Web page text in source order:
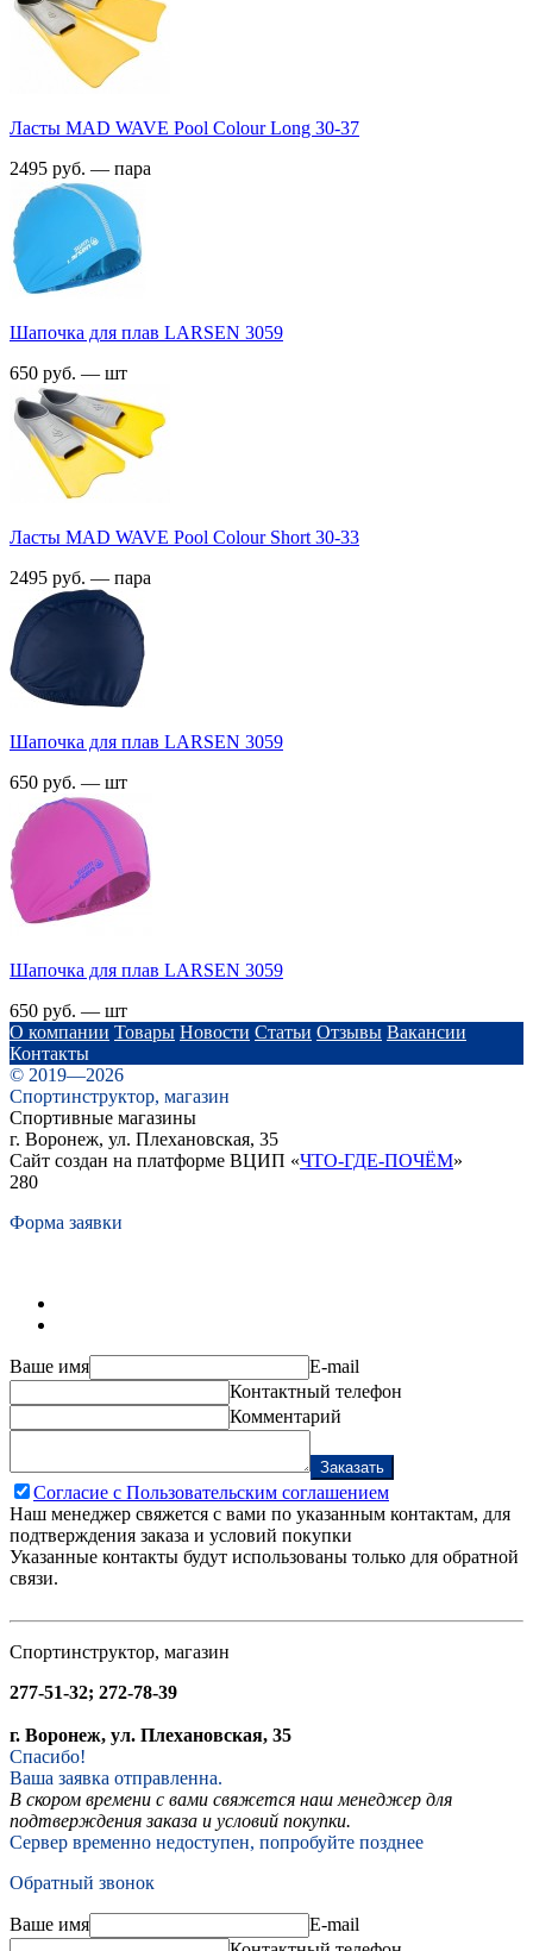
Ласты MAD WAVE Pool Colour Long 30-37
2495 руб. — пара
Шапочка для плав LARSEN 3059
650 руб. — шт
Ласты MAD WAVE Pool Colour Short 30-33
2495 руб. — пара
Шапочка для плав LARSEN 3059
650 руб. — шт
Шапочка для плав LARSEN 3059
650 руб. — шт
О компании Товары Новости Статьи Отзывы Вакансии
Контакты
© 2019—2026
Спортинструктор, магазин
Спортивные магазины
г. Воронеж, ул. Плехановская, 35
Сайт создан на платформе ВЦИП «ЧТО-ГДЕ-ПОЧЁМ»
280
Форма заявки
Ваше имя
E-mail
Контактный телефон
Комментарий
Заказать
Согласие с Пользовательским соглашением
Наш менеджер свяжется с вами по указанным контактам, для
подтверждения заказа и условий покупки
Указанные контакты будут использованы только для обратной
связи.
Спортинструктор, магазин
277-51-32; 272-78-39
г. Воронеж, ул. Плехановская, 35
Спасибо!
Ваша заявка отправленна.
В скором времени с вами свяжется наш менеджер для
подтверждения заказа и условий покупки.
Сервер временно недоступен, попробуйте позднее
Обратный звонок
Ваше имя
E-mail